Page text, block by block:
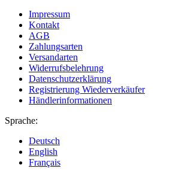
Impressum
Kontakt
AGB
Zahlungsarten
Versandarten
Widerrufsbelehrung
Datenschutzerklärung
Registrierung Wiederverkäufer
Händlerinformationen
Sprache:
Deutsch
English
Français